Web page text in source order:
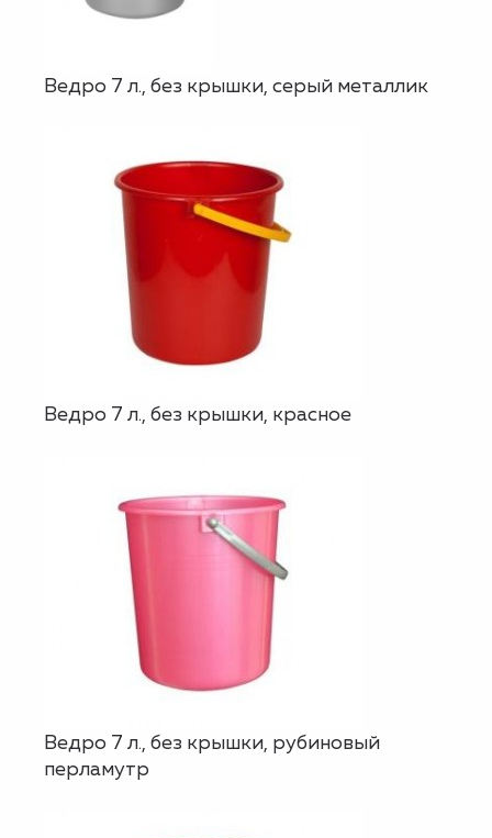
Ведро 7 л., без крышки, серый металлик
Ведро 7 л., без крышки, красное
Ведро 7 л., без крышки, рубиновый
перламутр